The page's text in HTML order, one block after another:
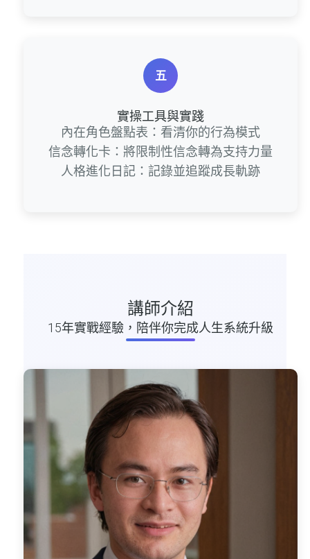
五
實操工具與實踐
內在角色盤點表：看清你的行為模式
信念轉化卡：將限制性信念轉為支持力量
人格進化日記：記錄並追蹤成長軌跡
講師介紹
15年實戰經驗，陪伴你完成人生系統升級